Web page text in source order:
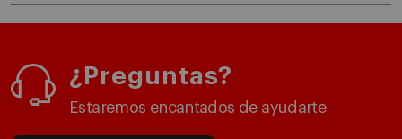
¿Preguntas?
Estaremos encantados de ayudarte